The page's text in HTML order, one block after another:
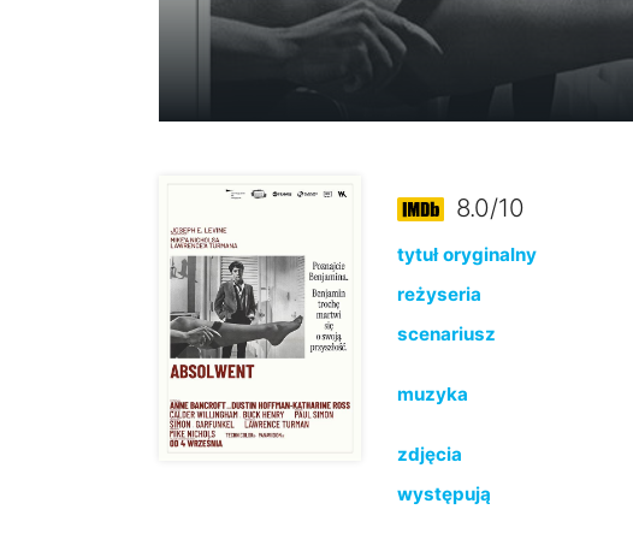
8.0/10
tytuł oryginalny
reżyseria
scenariusz
muzyka
zdjęcia
występują